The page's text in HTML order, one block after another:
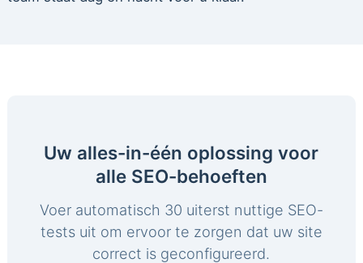
Uw alles-in-één oplossing voor
alle SEO-behoeften
Voer automatisch 30 uiterst nuttige SEO-
tests uit om ervoor te zorgen dat uw site
correct is geconfigureerd.